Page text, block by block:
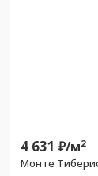
4 631 ₽/м2
Монте